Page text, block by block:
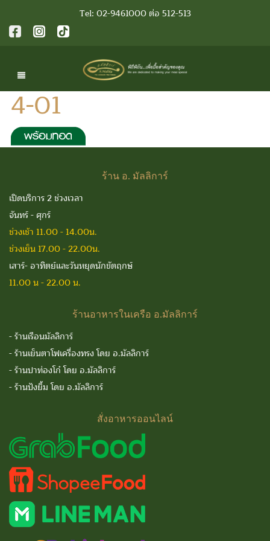
Tel: 02-9461000 ต่อ 512-513
4-01
ร้าน อ. มัลลิการ์
เปิดบริการ 2 ช่วงเวลา
จันทร์ - ศุกร์
ช่วงเช้า 11.00 - 14.00น.
ช่วงเย็น 17.00 - 22.00น.
เสาร์- อาทิตย์และวันหยุดนักขัตฤกษ์
11.00 น - 22.00 น.
ร้านอาหารในเครือ อ.มัลลิการ์
-ร้านเรือนมัลลิการ์
-ร้านเย็นตาโฟเครื่องทรง โดย อ.มัลลิการ์
-ร้านปาท่องโก๋ โดย อ.มัลลิการ์
-ร้านปังยิ้ม โดย อ.มัลลิการ์
สั่งอาหารออนไลน์